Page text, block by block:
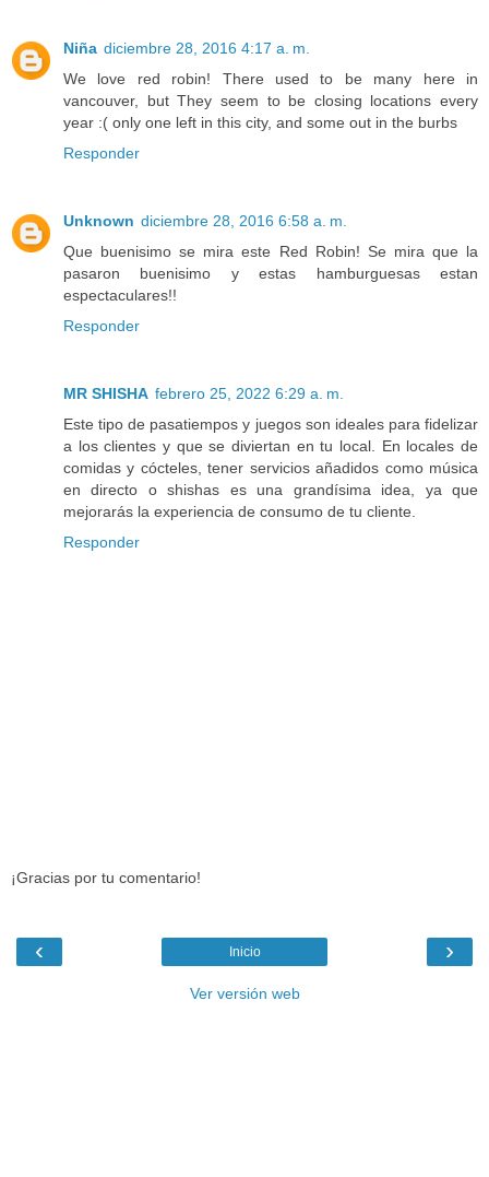
Niña diciembre 28, 2016 4:17 a. m.
We love red robin! There used to be many here in
vancouver, but They seem to be closing locations every
year :( only one left in this city, and some out in the burbs
Responder
Unknown diciembre 28, 2016 6:58 a. m.
Que buenisimo se mira este Red Robin! Se mira que la
pasaron buenisimo y estas hamburguesas estan
espectaculares!!
Responder
MR SHISHA febrero 25, 2022 6:29 a. m.
Este tipo de pasatiempos y juegos son ideales para fidelizar
a los clientes y que se diviertan en tu local. En locales de
comidas y cócteles, tener servicios añadidos como música
en directo o shishas es una grandísima idea, ya que
mejorarás la experiencia de consumo de tu cliente.
Responder
¡Gracias por tu comentario!
‹ ›
Inicio
Ver versión web